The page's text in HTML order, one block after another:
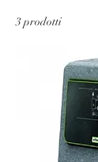
3 prodotti